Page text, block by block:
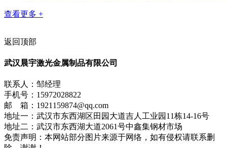
查看更多 +
返回顶部
武汉晨宇激光金属制品有限公司
联系人：邹经理
手机号：15972028822
邮 箱：1921159874@qq.com
地址一：武汉市东西湖区田园大道吉人工业园11栋14-16号
地址二：武汉市东西湖大道2061号中鑫集钢材市场
免责声明：本网站部分图片来源于网络，如有侵权请联系删